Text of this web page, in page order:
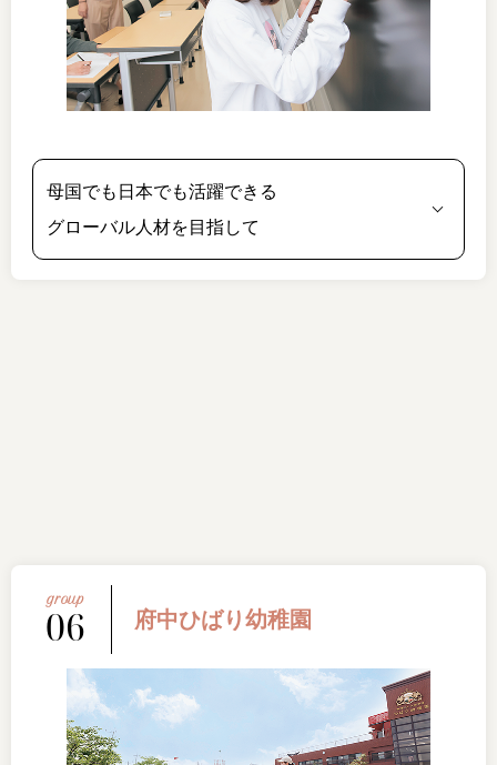
母国でも日本でも活躍できる
グローバル人材を目指して
06 府中ひばり幼稚園